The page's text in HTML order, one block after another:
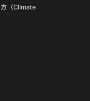
（Climate